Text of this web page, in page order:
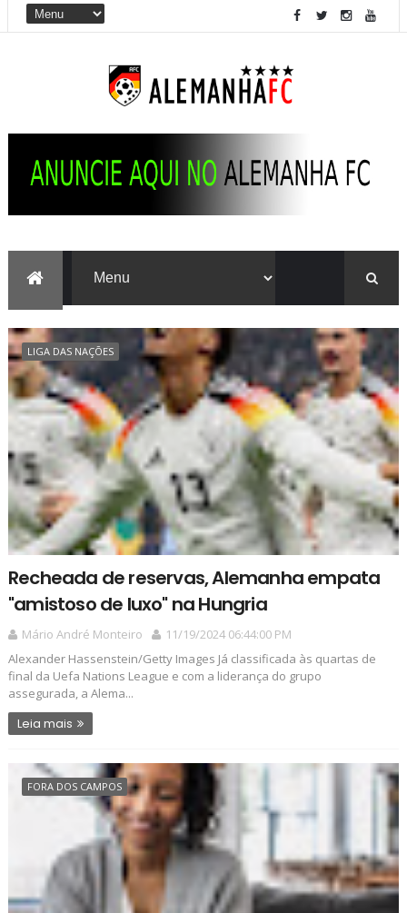
LIGA DAS NAÇÕES
Recheada de reservas, Alemanha empata
"amistoso de luxo" na Hungria
Mário André Monteiro
11/19/2024 06:44:00 PM
Alexander Hassenstein/Getty Images Já classificada às quartas de
final da Uefa Nations League e com a liderança do grupo
assegurada, a Alema...
Leia mais
FORA DOS CAMPOS